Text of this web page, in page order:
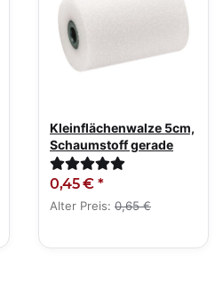
Kleinflächenwalze 5cm,
Schaumstoff gerade
0,45 € *
Alter Preis: 0,65 €